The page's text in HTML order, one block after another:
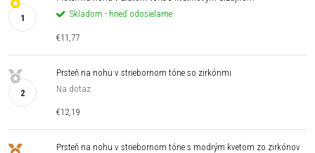
Skladom - hneď odosielame
€11,77
Prsteň na nohu v striebornom tóne so zirkónmi
Na dotaz
€12,19
Prsteň na nohu v striebornom tóne s modrým kvetom zo zirkónov